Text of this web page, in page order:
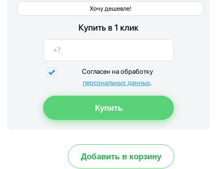
Хочу дешевле!
Купить в 1 клик
Согласен на обработку
персональных данных.
Добавить в корзину